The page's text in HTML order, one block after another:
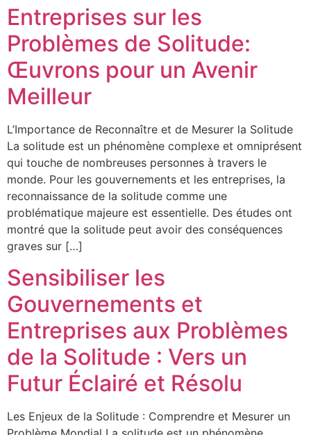
Entreprises sur les
Problèmes de Solitude:
Œuvrons pour un Avenir
Meilleur
L’Importance de Reconnaître et de Mesurer la Solitude
La solitude est un phénomène complexe et omniprésent
qui touche de nombreuses personnes à travers le
monde. Pour les gouvernements et les entreprises, la
reconnaissance de la solitude comme une
problématique majeure est essentielle. Des études ont
montré que la solitude peut avoir des conséquences
graves sur […]
Sensibiliser les
Gouvernements et
Entreprises aux Problèmes
de la Solitude : Vers un
Futur Éclairé et Résolu
Les Enjeux de la Solitude : Comprendre et Mesurer un